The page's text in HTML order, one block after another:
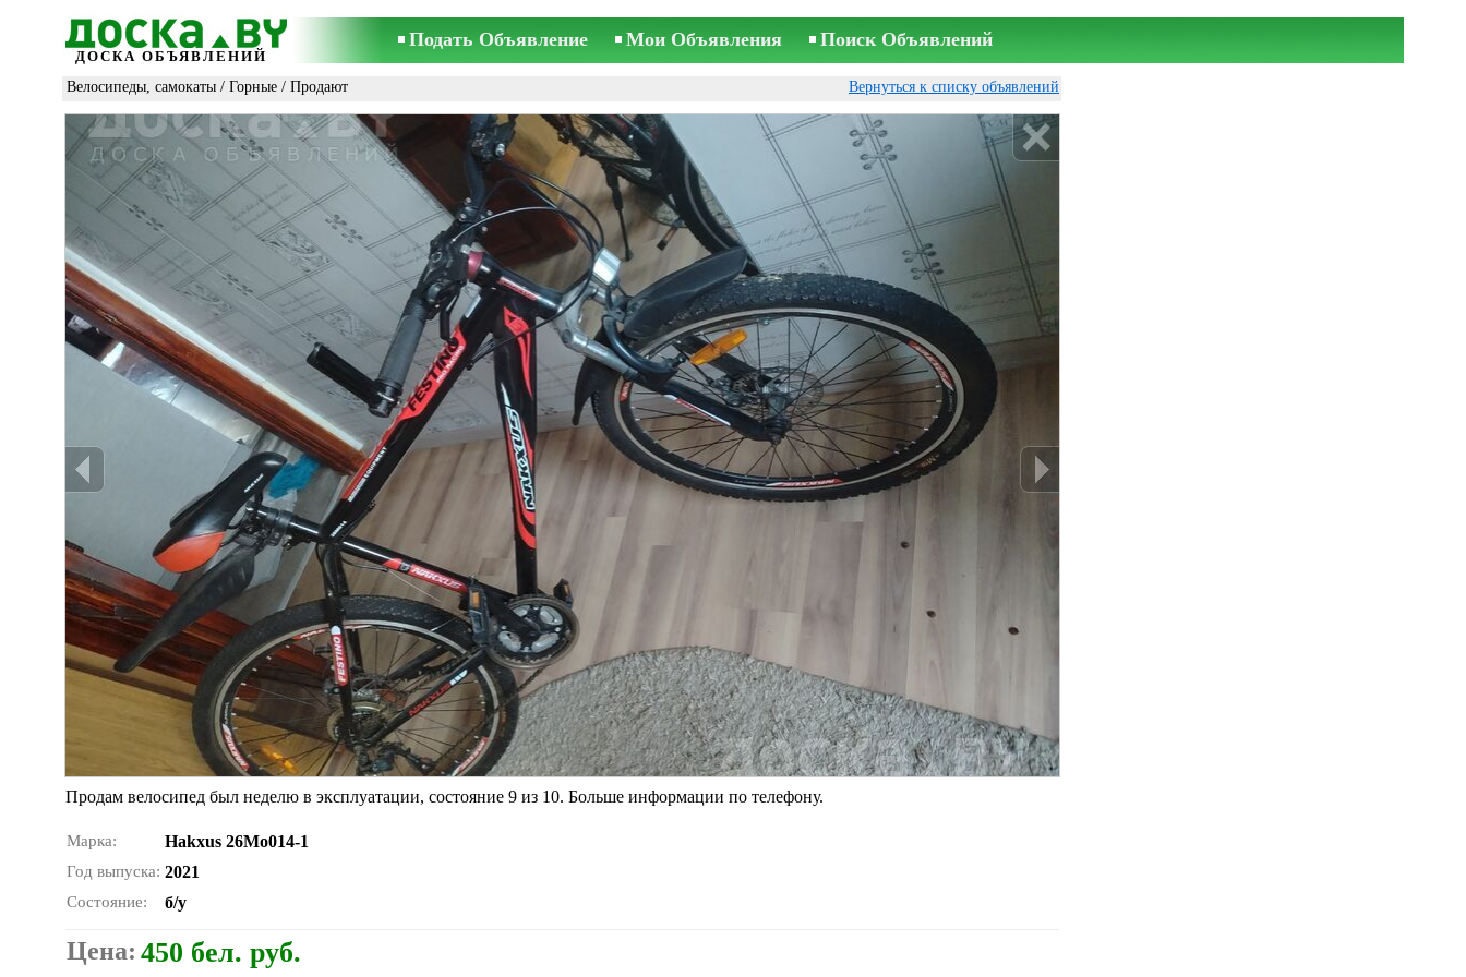
ДОСКА ОБЪЯВЛЕНИЙ
Подать Объявление Мои Объявления Поиск Объявлений
Велосипеды, самокаты / Горные / Продают Вернуться к списку объявлений
Продам велосипед был неделю в эксплуатации, состояние 9 из 10. Больше информации по телефону.
Марка: Hakxus 26Мо014-1
Год выпуска: 2021
Состояние: б/у
Цена: 450 бел. руб.